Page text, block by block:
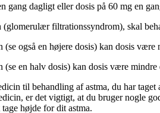
gang dagligt eller dosis på 60 mg en
filtrationssyndrom), skal
også en højere dosis) kan dosis være
en halv dosis) kan dosis være
til behandling af astma, du har
er det vigtigt, at du bruger nogle
højde for dit astma.